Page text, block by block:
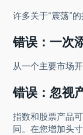
许多关于“震荡”
错误：一次
从一个主要市场
错误：忽视
指数和股票产品
同。在您增加头